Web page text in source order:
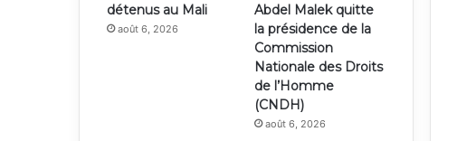
détenus au Mali
août 6, 2026
Abdel Malek quitte
la présidence de la
Commission
Nationale des Droits
de l’Homme
(CNDH)
août 6, 2026